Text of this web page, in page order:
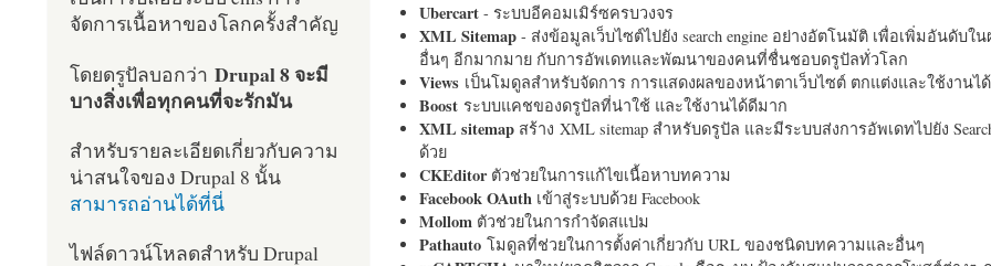
Ubercart- ระบบอีคอมเมิร์ซครบวงจร
XML Sitemap- ส่งข้อมูลเว็บไซต์ไปยัง search engine อย่างอัตโนมัติ เพื่อเพิ่มอันดับใ
อื่นๆ อีกมากมาย กับการอัพเดทและพัฒนาของคนที่ชื่นชอบดรูปัลทั่วโลก
Views เป็นโมดูลสำหรับจัดการ การแสดงผลของหน้าตาเว็บไซต์ ตกแต่งและใช้งานไ
Boost ระบบแคชของดรูปัลที่น่าใช้ และใช้งานได้ดีมาก
XML sitemapสร้าง XML sitemap สำหรับดรูปัล และมีระบบส่งการอัพเดทไปยัง
ด้วย
CKEditorตัวช่วยในการแก้ไขเนื้อหาบทความ
Facebook OAuth เข้าสู่ระบบด้วย Facebook
Mollom ตัวช่วยในการกำจัดสแปม
Pathautoโมดูลที่ช่วยในการตั้งค่าเกี่ยวกับ URL ของชนิดบทความและอื่นๆ
จัดการเนื้อหาของโลกครั้งสำคัญ
โดยดรูปัลบอกว่า Drupal 8 จะมี
บางสิ่งเพื่อทุกคนที่จะรักมัน
สำหรับรายละเอียดเกี่ยวกับความ
น่าสนใจของ Drupal 8 นั้น
สามารถอ่านได้ที่นี่
ไฟล์ดาวน์โหลดสำหรับ Drupal